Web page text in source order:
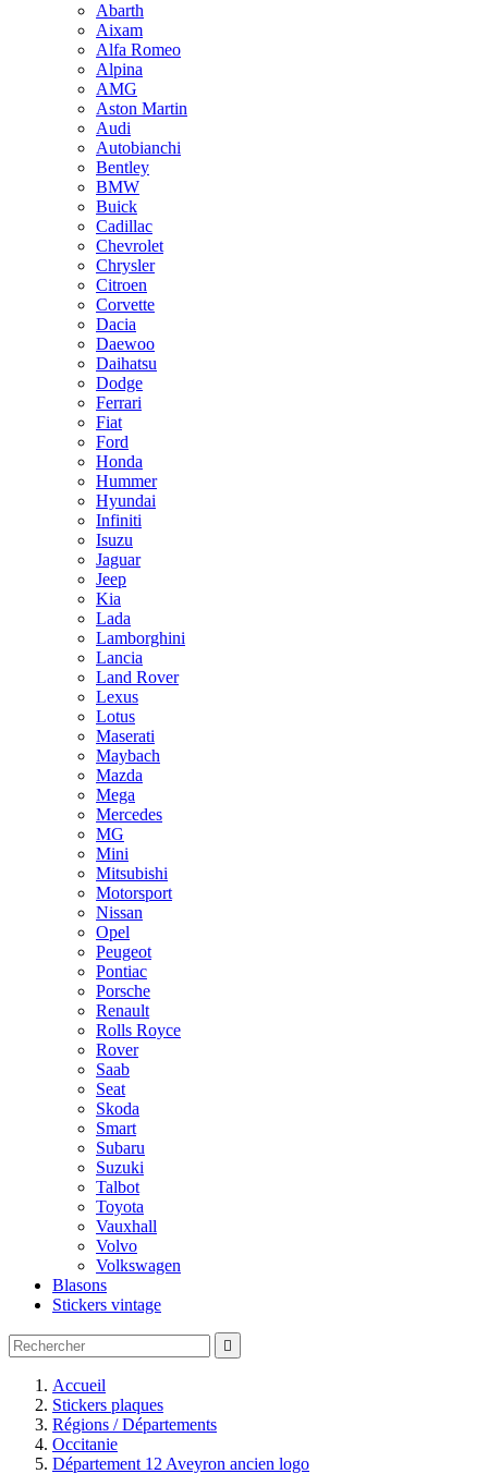
Abarth
Aixam
Alfa Romeo
Alpina
AMG
Aston Martin
Audi
Autobianchi
Bentley
BMW
Buick
Cadillac
Chevrolet
Chrysler
Citroen
Corvette
Dacia
Daewoo
Daihatsu
Dodge
Ferrari
Fiat
Ford
Honda
Hummer
Hyundai
Infiniti
Isuzu
Jaguar
Jeep
Kia
Lada
Lamborghini
Lancia
Land Rover
Lexus
Lotus
Maserati
Maybach
Mazda
Mega
Mercedes
MG
Mini
Mitsubishi
Motorsport
Nissan
Opel
Peugeot
Pontiac
Porsche
Renault
Rolls Royce
Rover
Saab
Seat
Skoda
Smart
Subaru
Suzuki
Talbot
Toyota
Vauxhall
Volvo
Volkswagen
Blasons
Stickers vintage

Accueil
Stickers plaques
Régions / Départements
Occitanie
Département 12 Aveyron ancien logo